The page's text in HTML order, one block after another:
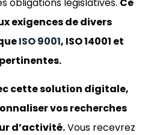
obligations législatives. Ce
exigences de divers
ISO 9001, ISO 14001 et
cette solution digitale,
vos recherches
d’activité.Vous recevrez